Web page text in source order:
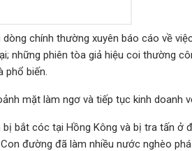
chính thường xuyên báo cáo về
những phiên tòa giả hiệu coi thường
phổ biến.
mặt làm ngơ và tiếp tục kinh doanh
bắt cóc tại Hồng Kông và bị tra tấn ở
đường đã làm nhiều nước nghèo